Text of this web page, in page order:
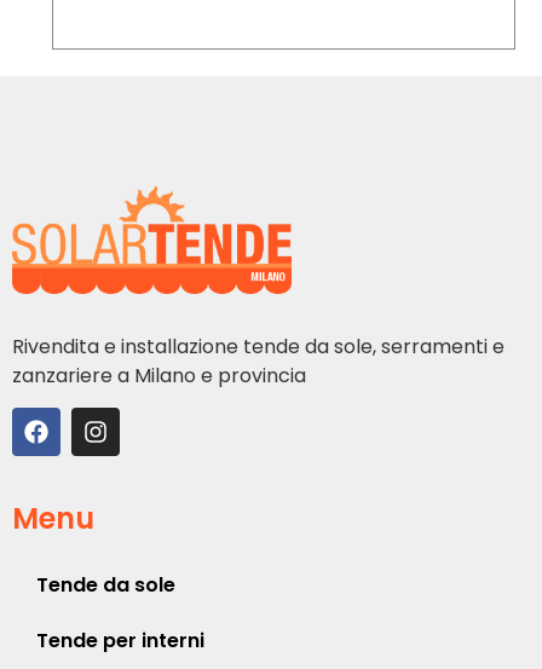
Rivendita e installazione tende da sole, serramenti e
zanzariere a Milano e provincia
Menu
Tende da sole
Tende per interni